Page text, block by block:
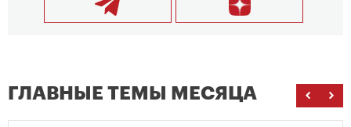
ГЛАВНЫЕ ТЕМЫ МЕСЯЦА